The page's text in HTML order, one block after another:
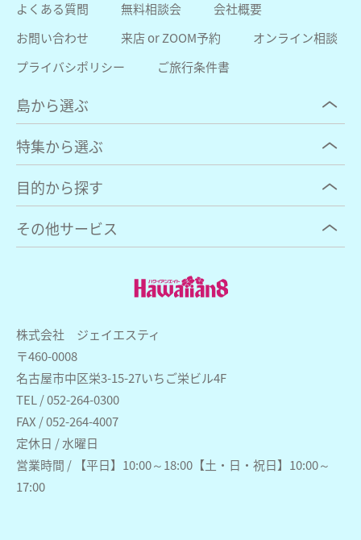
株式会社 ジェイエスティ
〒460-0008
名古屋市中区栄3-15-27いちご栄ビル4F
TEL / 052-264-0300
FAX / 052-264-4007
定休日 / 水曜日
営業時間 / 【平日】10:00～18:00【土・日・祝日】10:00～
17:00
よくある質問
無料相談会
会社概要
お問い合わせ
来店 or ZOOM予約
オンライン相談
プライバシポリシー
ご旅行条件書
島から選ぶ
特集から選ぶ
目的から探す
その他サービス